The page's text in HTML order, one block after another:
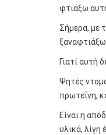
φτιάξω
Σήμερα, με
Γιατί αυτή
Ψητές
πρωτεΐνη,
Είναι η
υλικά, λίγη